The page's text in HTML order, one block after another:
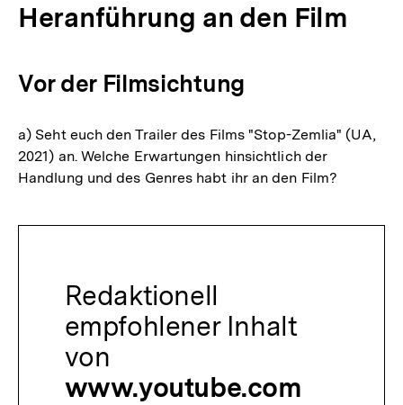
Heranführung an den Film
Vor der Filmsichtung
a) Seht euch den Trailer des Films "Stop-Zemlia" (UA,
2021) an. Welche Erwartungen hinsichtlich der
Handlung und des Genres habt ihr an den Film?
Redaktionell
empfohlener Inhalt
von
www.youtube.com